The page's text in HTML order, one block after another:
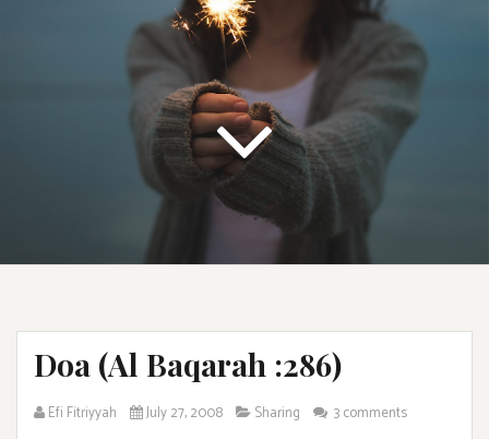
Doa (Al Baqarah :286)
Efi Fitriyyah July 27, 2008 Sharing 3 comments